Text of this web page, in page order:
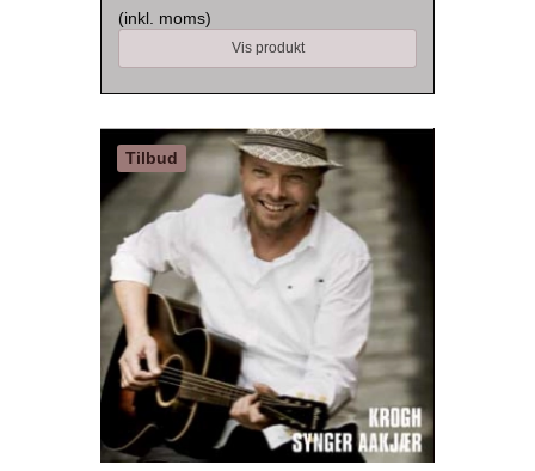
(inkl. moms)
Vis produkt
Tilbud